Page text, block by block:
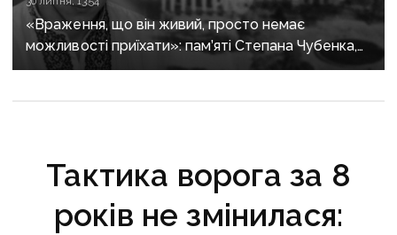
«Враження, що він живий, просто немає
можливості приїхати»: пам’яті Степана Чубенка,
якого закатували бойовики за любов до України
Тактика ворога за 8
років не змінилася: